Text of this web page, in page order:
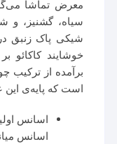
معرض تماشا
سیاه، گشنیز، و
شیکی پاک زنبق
خوشایند
برآمده از
است که پایه‌ی
اسانس
اسانس